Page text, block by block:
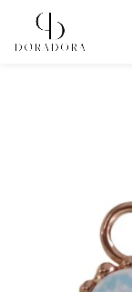
Avaleht
SUN